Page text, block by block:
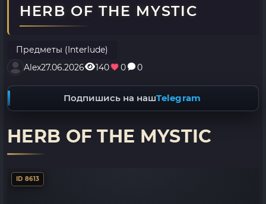
HERB OF THE MYSTIC
Предметы (Interlude)
Alex27.06.2026 140 0 0
Подпишись на нашTelegram
HERB OF THE MYSTIC
ID 8613